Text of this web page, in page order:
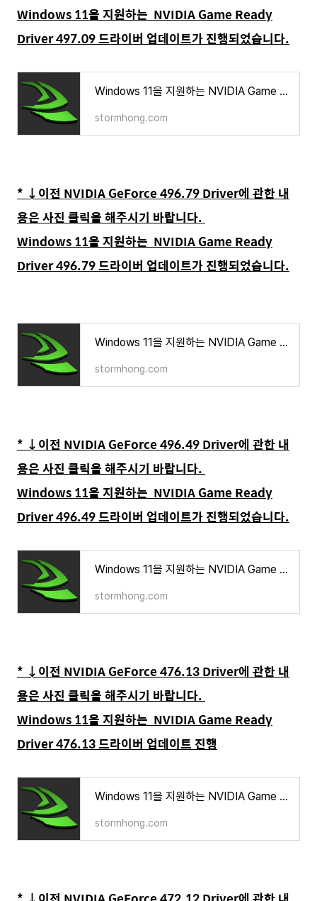
Windows 11을 지원하는 NVIDIA Game Ready
Driver 497.09 드라이버 업데이트가 진행되었습니다.
Windows 11을 지원하는 NVIDIA Game Ready Driver 497.09드라이버 업데이트 변화된 내용은?
stormhong.com
* ↓이전 NVIDIA GeForce 496.79 Driver에 관한 내
용은 사진 클릭을 해주시기 바랍니다.
Windows 11을 지원하는 NVIDIA Game Ready
Driver 496.79 드라이버 업데이트가 진행되었습니다.
Windows 11을 지원하는 NVIDIA Game Ready Driver 496.79 드라이버 업데이트 변화된 내용은?
stormhong.com
* ↓이전 NVIDIA GeForce 496.49 Driver에 관한 내
용은 사진 클릭을 해주시기 바랍니다.
Windows 11을 지원하는 NVIDIA Game Ready
Driver 496.49 드라이버 업데이트가 진행되었습니다.
Windows 11을 지원하는 NVIDIA Game Ready Driver 496.49 드라이버 업데이트가 진행되었습니다.
stormhong.com
* ↓이전 NVIDIA GeForce 476.13 Driver에 관한 내
용은 사진 클릭을 해주시기 바랍니다.
Windows 11을 지원하는 NVIDIA Game Ready
Driver 476.13 드라이버 업데이트 진행
Windows 11을 지원하는 NVIDIA Game Ready Driver 496.13 드라이버 업데이트 진행
stormhong.com